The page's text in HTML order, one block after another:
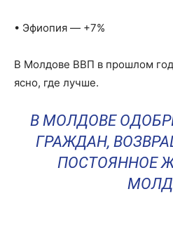
• Эфиопия — +7%
В Молдове ВВП в прошлом
ясно, где лучше.
В МОЛДОВЕ
ГРАЖДАН,
ПОСТОЯННОЕ